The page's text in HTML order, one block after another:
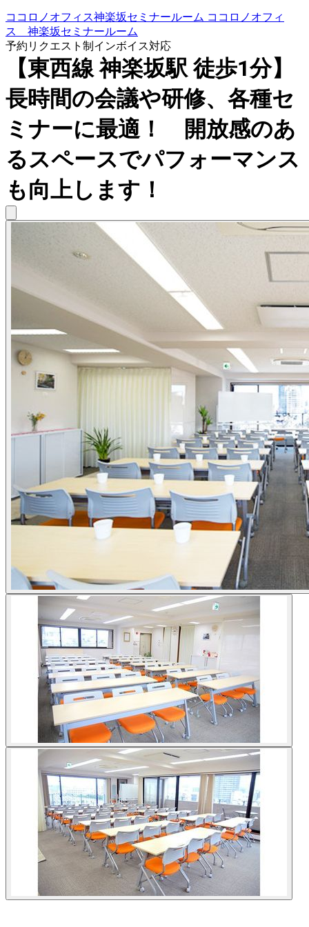
ココロノオフィス神楽坂セミナールーム ココロノオフィ
ス 神楽坂セミナールーム
予約リクエスト制インボイス対応
【東西線 神楽坂駅 徒歩1分】
長時間の会議や研修、各種セ
ミナーに最適！ 開放感のあ
るスペースでパフォーマンス
も向上します！